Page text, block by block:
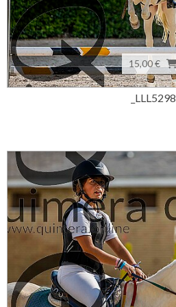
15,00 €
_LLL5298